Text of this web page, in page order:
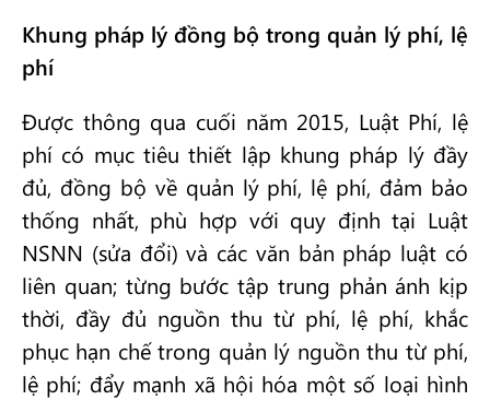
Khung pháp lý đồng bộ trong quản lý phí, lệ
phí
Được thông qua cuối năm 2015, Luật Phí, lệ
phí có mục tiêu thiết lập khung pháp lý đầy
đủ, đồng bộ về quản lý phí, lệ phí, đảm bảo
thống nhất, phù hợp với quy định tại Luật
NSNN (sửa đổi) và các văn bản pháp luật có
liên quan; từng bước tập trung phản ánh kịp
thời, đầy đủ nguồn thu từ phí, lệ phí, khắc
phục hạn chế trong quản lý nguồn thu từ phí,
lệ phí; đẩy mạnh xã hội hóa một số loại hình